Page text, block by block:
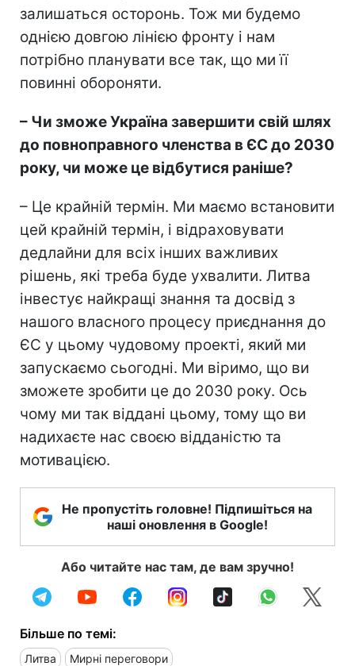
залишаться осторонь. Тож ми будемо
однією довгою лінією фронту і нам
потрібно планувати все так, що ми її
повинні обороняти.
– Чи зможе Україна завершити свій шлях
до повноправного членства в ЄС до 2030
року, чи може це відбутися раніше?
– Це крайній термін. Ми маємо встановити
цей крайній термін, і відраховувати
дедлайни для всіх інших важливих
рішень, які треба буде ухвалити. Литва
інвестує найкращі знання та досвід з
нашого власного процесу приєднання до
ЄС у цьому чудовому проекті, який ми
запускаємо сьогодні. Ми віримо, що ви
зможете зробити це до 2030 року. Ось
чому ми так віддані цьому, тому що ви
надихаєте нас своєю відданістю та
мотивацією.
Не пропустіть головне! Підпишіться на
наші оновлення в Google!
Або читайте нас там, де вам зручно!
Більше по темі:
Литва Мирні переговори